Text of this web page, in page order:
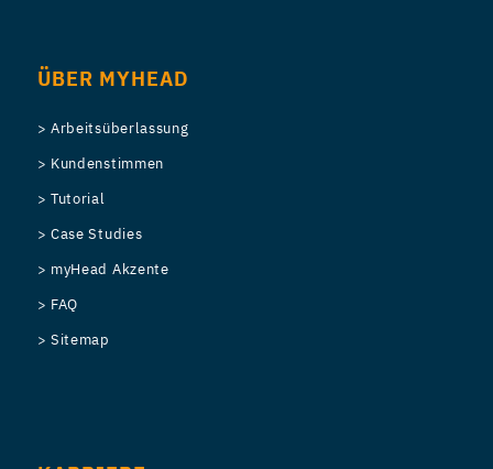
ÜBER MYHEAD
> Arbeitsüberlassung
> Kundenstimmen
> Tutorial
> Case Studies
> myHead Akzente
> FAQ
> Sitemap